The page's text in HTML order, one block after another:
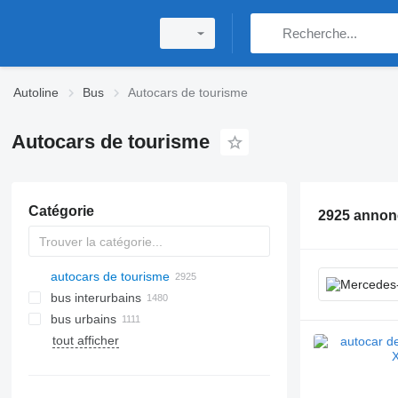
Autoline Bus Autocars de tourisme
Autocars de tourisme
Catégorie
autocars de tourisme
bus interurbains
bus urbains
tout afficher
2925